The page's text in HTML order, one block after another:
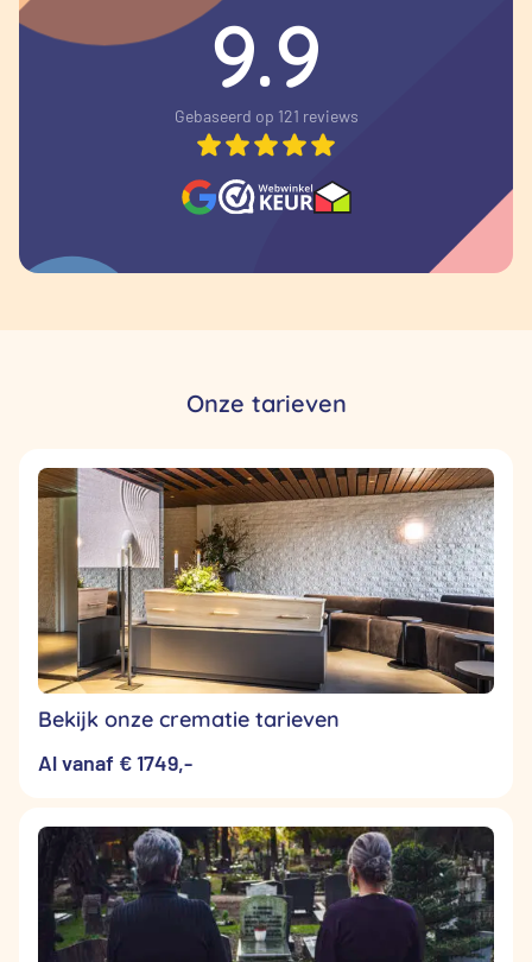
9.9
Gebaseerd op 121 reviews
Onze tarieven
Bekijk onze crematie tarieven
Al vanaf € 1749,-